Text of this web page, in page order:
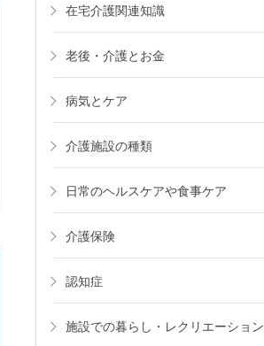
在宅介護関連知識
老後・介護とお金
病気とケア
介護施設の種類
日常のヘルスケアや食事ケア
介護保険
認知症
施設での暮らし・レクリエーション